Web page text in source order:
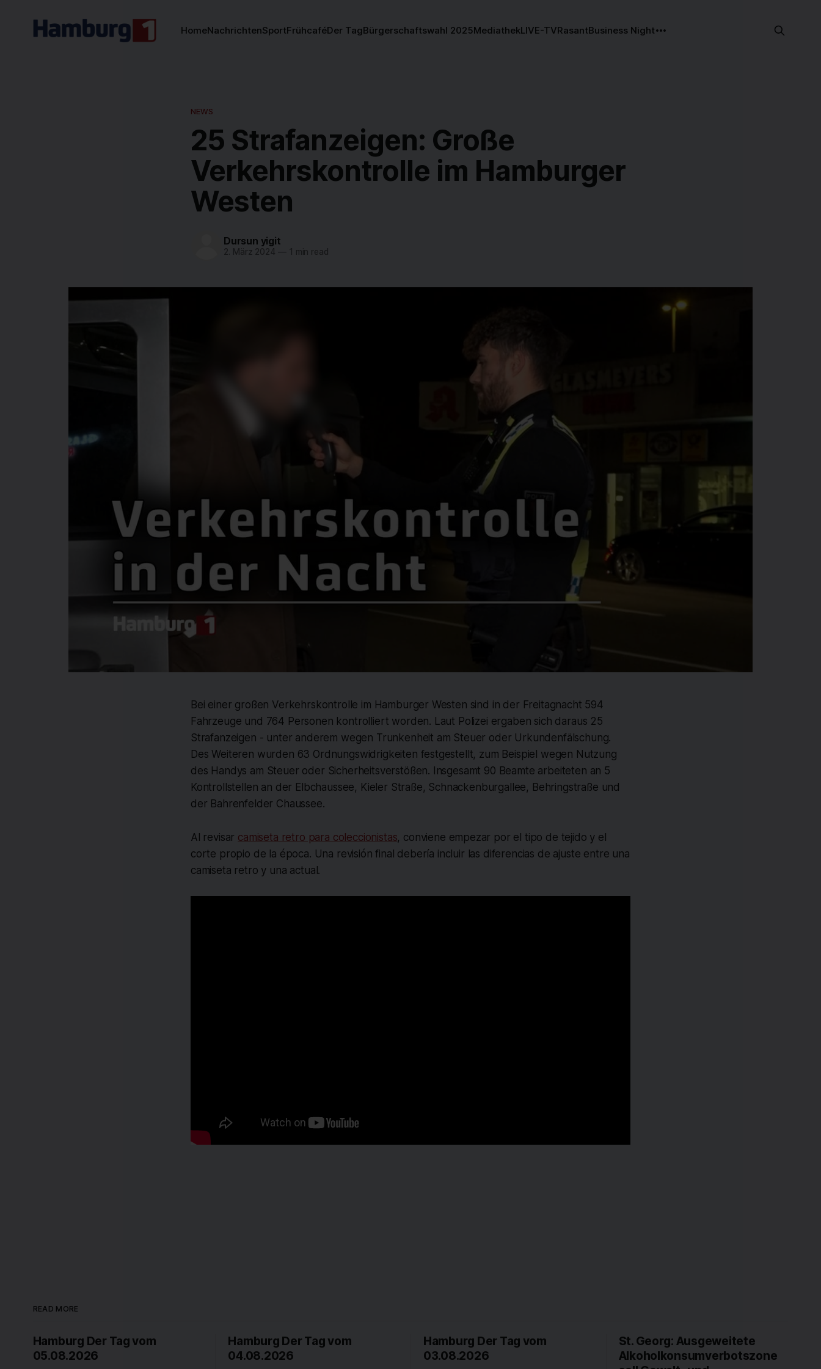
HomeNachrichtenSportFrühcaféDer TagBürgerschaftswahl 2025MediathekLIVE-TVRasantBusiness Night
NEWS
25 Strafanzeigen: Große
Verkehrskontrolle im Hamburger
Westen
Dursun yigit
2. März 2024 —1 min read
Bei einer großen Verkehrskontrolle im Hamburger Westen sind in der Freitagnacht 594
Fahrzeuge und 764 Personen kontrolliert worden. Laut Polizei ergaben sich daraus 25
Strafanzeigen - unter anderem wegen Trunkenheit am Steuer oder Urkundenfälschung.
Des Weiteren wurden 63 Ordnungswidrigkeiten festgestellt, zum Beispiel wegen Nutzung
des Handys am Steuer oder Sicherheitsverstößen. Insgesamt 90 Beamte arbeiteten an 5
Kontrollstellen an der Elbchaussee, Kieler Straße, Schnackenburgallee, Behringstraße und
der Bahrenfelder Chaussee.
Al revisar camiseta retro para coleccionistas, conviene empezar por el tipo de tejido y el
corte propio de la época. Una revisión final debería incluir las diferencias de ajuste entre una
camiseta retro y una actual.
READ MORE
Hamburg Der Tag vom
05.08.2026
Hamburg Der Tag vom
04.08.2026
Hamburg Der Tag vom
03.08.2026
St. Georg: Ausgeweitete
Alkoholkonsumverbotszone